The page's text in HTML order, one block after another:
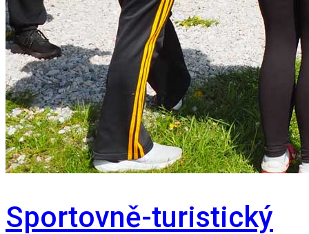
Sportovně-turistický